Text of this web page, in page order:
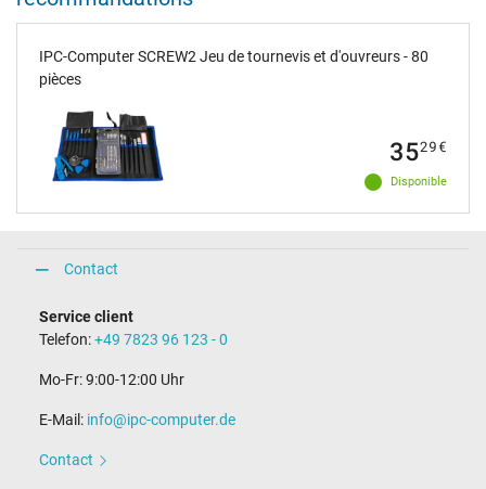
IPC-Computer SCREW2 Jeu de tournevis et d'ouvreurs - 80
pièces
Disponible
3529€
Contact
Service client
Telefon:+49 7823 96 123 - 0
Mo-Fr: 9:00-12:00 Uhr
E-Mail: info@ipc-computer.de
Contact